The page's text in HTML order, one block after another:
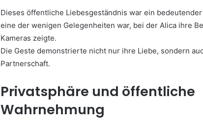
Dieses öffentliche Liebesgeständnis war ein
eine der wenigen Gelegenheiten war, bei der Alica ihre
Kameras zeigte.
Die Geste demonstrierte nicht nur ihre Liebe, sondern
Partnerschaft.
Privatsphäre und öffentliche
Wahrnehmung